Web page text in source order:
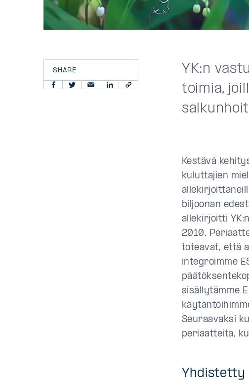
SHARE
YK:n
toimia,
Kestävä
kuluttajien
biljoonan
allekirjoitti
2010.
toteavat, että
integroimme
sisällytämme
Seuraavaksi
periaatteita,
Yhdistetty